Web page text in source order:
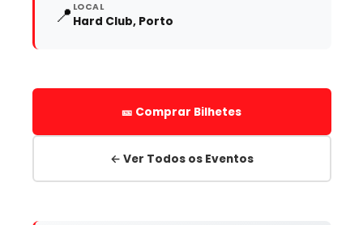
📍 LOCAL
Hard Club, Porto
🎫 Comprar Bilhetes
← Ver Todos os Eventos